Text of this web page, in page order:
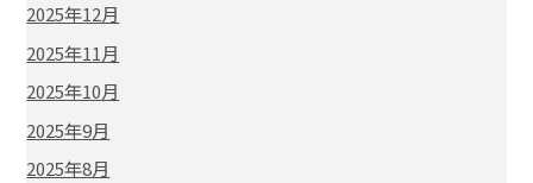
2025年12月
2025年11月
2025年10月
2025年9月
2025年8月